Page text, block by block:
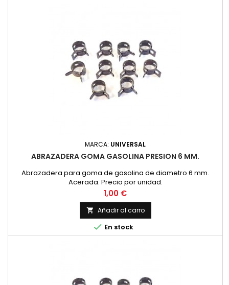
MARCA: UNIVERSAL
ABRAZADERA GOMA GASOLINA PRESION 6 MM.
Abrazadera para goma de gasolina de diametro 6 mm.
Acerada. Precio por unidad.
Precio
1,00 €
 Añadir al carro
 En stock